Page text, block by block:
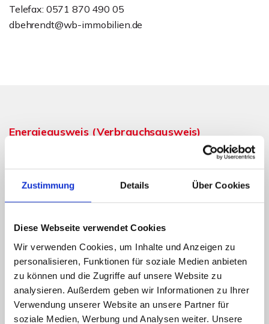
Zustimmung Details Über Cookies
Diese Webseite verwendet Cookies
Wir verwenden Cookies, um Inhalte und Anzeigen zu
personalisieren, Funktionen für soziale Medien anbieten
zu können und die Zugriffe auf unsere Website zu
analysieren. Außerdem geben wir Informationen zu Ihrer
Verwendung unserer Website an unsere Partner für
soziale Medien, Werbung und Analysen weiter. Unsere
Telefax: 0571 870 490 05
dbehrendt@wb-immobilien.de
Energieausweis (Verbrauchsausweis)
74,60 kWh / (m²*a)
Weitere Informationen
Wesentlicher Energieträger
Strom